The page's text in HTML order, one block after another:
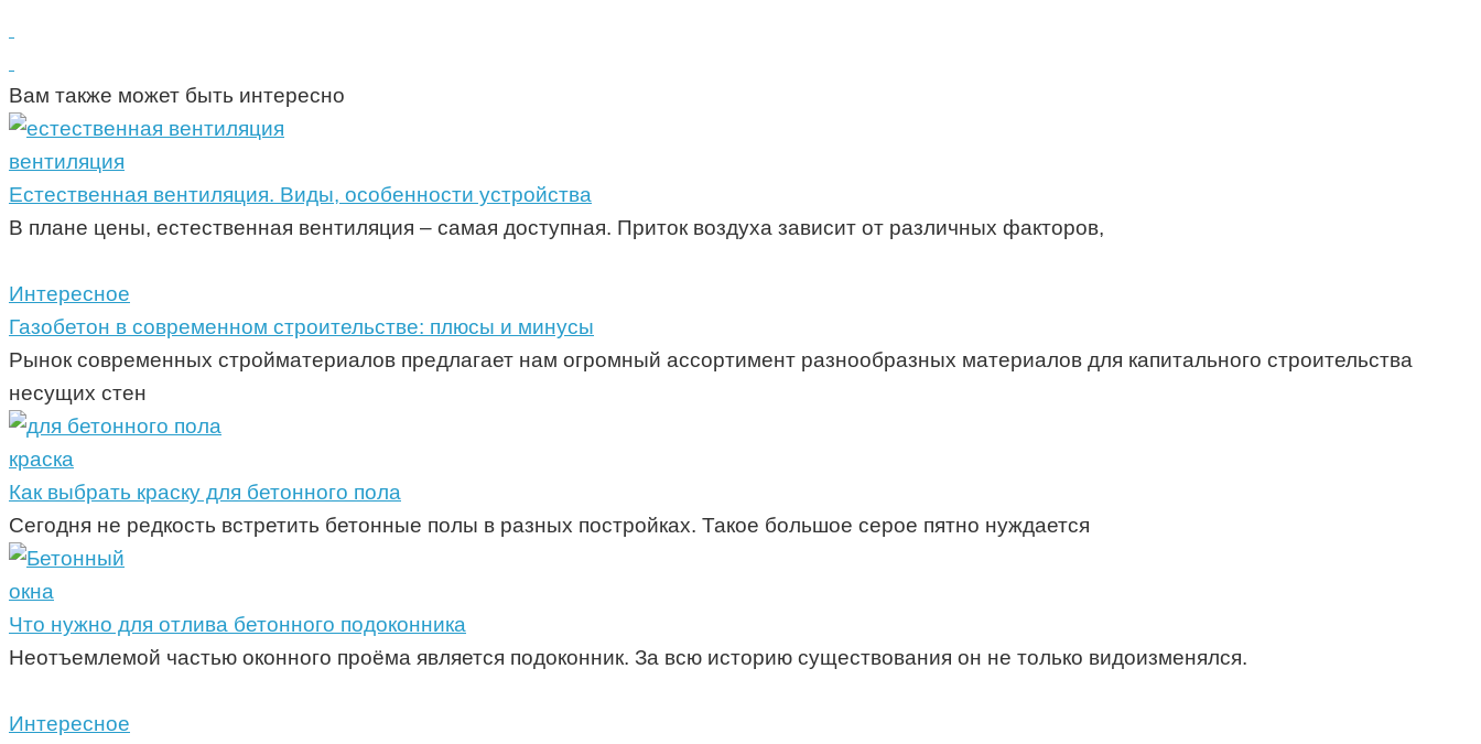
Вам также может быть интересно
вентиляция
Естественная вентиляция. Виды, особенности устройства
В плане цены, естественная вентиляция – самая доступная. Приток воздуха зависит от различных факторов,
Интересное
Газобетон в современном строительстве: плюсы и минусы
Рынок современных стройматериалов предлагает нам огромный ассортимент разнообразных материалов для капитального строительства
несущих стен
краска
Как выбрать краску для бетонного пола
Сегодня не редкость встретить бетонные полы в разных постройках. Такое большое серое пятно нуждается
окна
Что нужно для отлива бетонного подоконника
Неотъемлемой частью оконного проёма является подоконник. За всю историю существования он не только видоизменялся.
Интересное